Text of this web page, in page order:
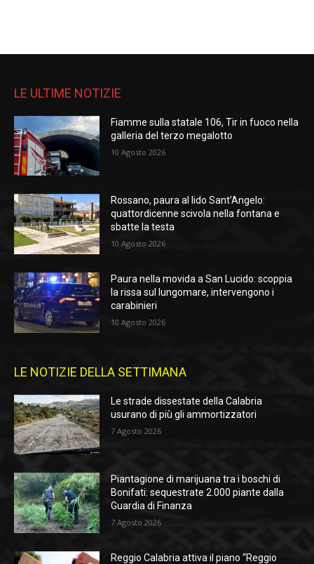
LE ULTIME NOTIZIE
Fiamme sulla statale 106, Tir in fuoco nella
galleria del terzo megalotto
10 Agosto 2026
Rossano, paura al lido Sant’Angelo:
quattordicenne scivola nella fontana e
sbatte la testa
10 Agosto 2026
Paura nella movida a San Lucido: scoppia
la rissa sul lungomare, intervengono i
carabinieri
10 Agosto 2026
LE NOTIZIE DELLA SETTIMANA
Le strade dissestate della Calabria
usurano di più gli ammortizzatori
7 Agosto 2026
Piantagione di marijuana tra i boschi di
Bonifati: sequestrate 2.000 piante dalla
Guardia di Finanza
7 Agosto 2026
Reggio Calabria attiva il piano “Reggio